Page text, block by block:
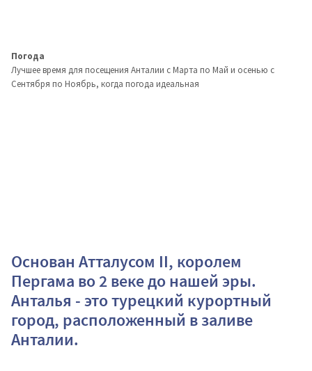
Погода
Лучшее время для посещения Анталии c Марта по Май и осенью с
Сентября по Ноябрь, когда погода идеальная
Основан Атталусом II, королем
Пергама во 2 веке до нашей эры.
Анталья - это турецкий курортный
город, расположенный в заливе
Анталии.